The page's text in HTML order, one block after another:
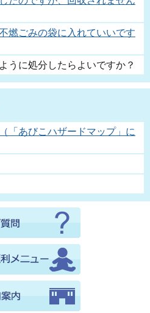
燃ごみの袋に入れていいです
うに処分したらよいですか？
「あびこハザードマップ」に